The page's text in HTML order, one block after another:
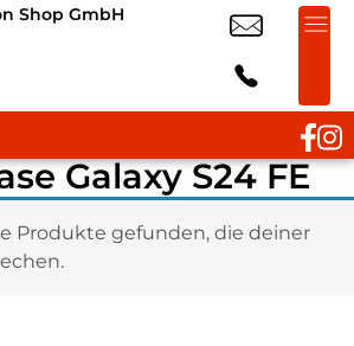
Shop GmbH
Galaxy S24 FE
Produkte gefunden, die deiner